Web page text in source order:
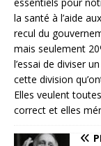
la santé à l’aide
recul du
mais seulement
l’essai de diviser
cette division
Elles veulent
correct et elles